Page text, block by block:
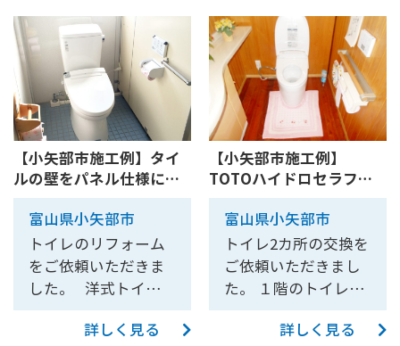
土間を継ぎ足し設置
しました。
のトイレ場合、冬場
の寒さや掃除のしに
くさ、段差が危ない
などをきっかけでリ
フォームをご依頼い
ただくことがありま
す。 今回は床をクッ
ションフロアにして
掃除をしやすく、廊
下からの段差もバリ
アフリーになったの
でとても使いやすく
なりました。便器も
フチレスなので掃除
ンポリアを取付しま
した。 パナソニック
の玄関収納コンポリ
アは現場で組み立て
式なので手間はかか
りますが、ピッタリ
おさまりお客様にも
満足いただけまし
た。
【小矢部市施工例】タイ
ルの壁をパネル仕様に！
掃除をしやすくしたトイ
レリフォーム【10020】
富山県小矢部市
トイレのリフォーム
をご依頼いただきま
した。 洋式トイレは
LIXILアメージュZ +シ
ャワートイレKA21タ
詳しく見る
【小矢部市施工例】
TOTOハイドロセラフロ
アを使用したトイレリフ
ォーム【10016】
富山県小矢部市
トイレ2カ所の交換を
ご依頼いただきまし
た。 １階のトイレを
TOTO ネオレスト
RH2Wに、２階のト
詳しく見る